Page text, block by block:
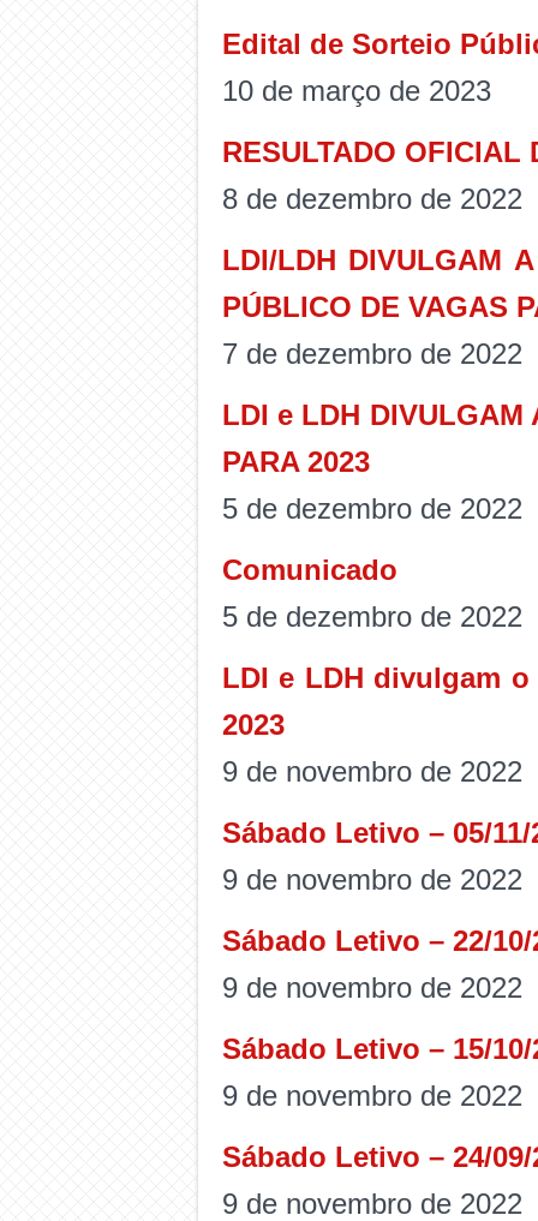
Edital de Sorteio
10 de março de 2023
RESULTADO OFICIAL
8 de dezembro de 2022
LDI/LDH DIVULGAM
PÚBLICO DE VAGAS
7 de dezembro de 2022
LDI e LDH DIVULGAM
PARA 2023
5 de dezembro de 2022
Comunicado
5 de dezembro de 2022
LDI e LDH divulgam
2023
9 de novembro de 2022
Sábado Letivo – 05/11/
9 de novembro de 2022
Sábado Letivo – 22/10/
9 de novembro de 2022
Sábado Letivo – 15/10/
9 de novembro de 2022
Sábado Letivo – 24/09/
9 de novembro de 2022